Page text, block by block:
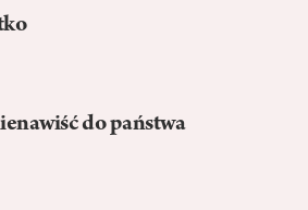
do państwa